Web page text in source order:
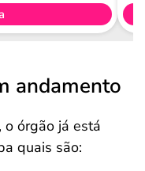
andamento
o órgão já está
quais são: